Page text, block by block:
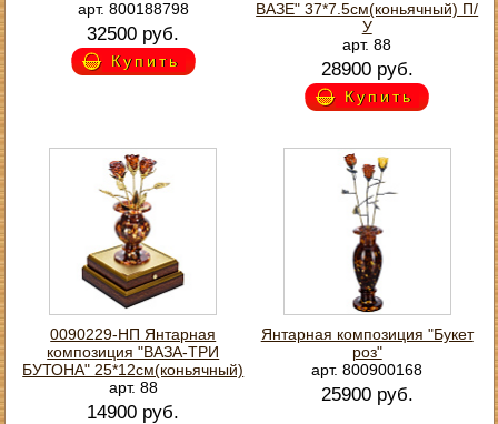
арт. 800188798
32500 руб.
Купить
ВАЗЕ" 37*7.5см(коньячный) П/
У
арт. 88
28900 руб.
Купить
0090229-НП Янтарная
композиция "ВАЗА-ТРИ
БУТОНА" 25*12см(коньячный)
арт. 88
14900 руб.
Янтарная композиция "Букет
роз"
арт. 800900168
25900 руб.